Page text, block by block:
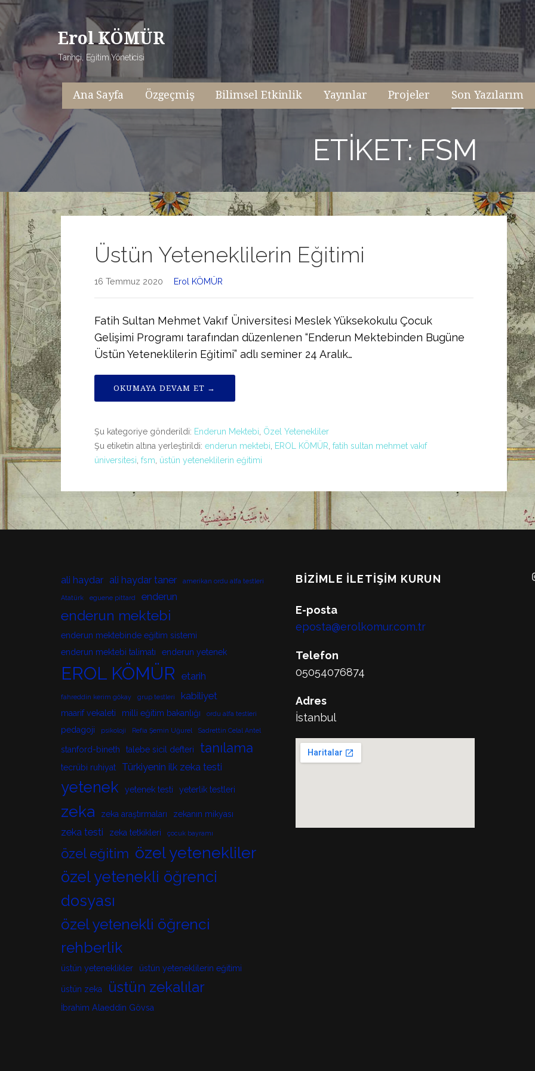
İçeriğe
atla
Erol KÖMÜR
Tarihçi, Eğitim Yöneticisi
Ana Sayfa Özgeçmiş Bilimsel Etkinlik Yayınlar Projeler Son Yazılarım
ETIKET: FSM
Üstün Yeteneklilerin Eğitimi
16 Temmuz 2020 Erol KÖMÜR
Fatih Sultan Mehmet Vakıf Üniversitesi Meslek Yüksekokulu Çocuk
Gelişimi Programı tarafından düzenlenen “Enderun Mektebinden Bugüne
Üstün Yeteneklilerin Eğitimi” adlı seminer 24 Aralık…
OKUMAYA DEVAM ET →
Şu kategoriye gönderildi: Enderun Mektebi, Özel Yetenekliler
Şu etiketin altına yerleştirildi: enderun mektebi, EROL KÖMÜR, fatih sultan mehmet vakıf
üniversitesi, fsm, üstün yeteneklilerin eğitimi
ali haydar ali haydar taner amerikan ordu alfa testleri
Atatürk eguene pittard enderun
enderun mektebi
enderun mektebinde eğitim sistemi
enderun mektebi talimatı
enderun yetenek
EROL KÖMÜR etarih
fahreddin kerim gökay grup testleri kabiliyet
maarif vekaleti milli eğitim bakanlığı ordu alfa testleri
pedagoji psikoloji Refia Şemin Uğurel Sadrettin Celal Antel
stanford-bineth talebe sicil defteri tanılama
tecrübi ruhiyat Türkiyenin ilk zeka testi
yetenek yetenek testi yeterlik testleri
zeka zeka araştırmaları zekanın mikyası
zeka testi zeka tetkikleri çocuk bayramı
özel eğitim özel yetenekliler
özel yetenekli öğrenci
dosyası
özel yetenekli öğrenci
rehberlik
üstün yeteneklikler üstün yeteneklilerin eğitimi
üstün zeka üstün zekalılar
İbrahim Alaeddin Gövsa
BIZIMLE İLETIŞIM KURUN
E-posta
eposta@erolkomur.com.tr
Telefon
05054076874
Adres
İstanbul